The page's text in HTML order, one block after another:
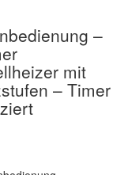
–
mit
– Timer